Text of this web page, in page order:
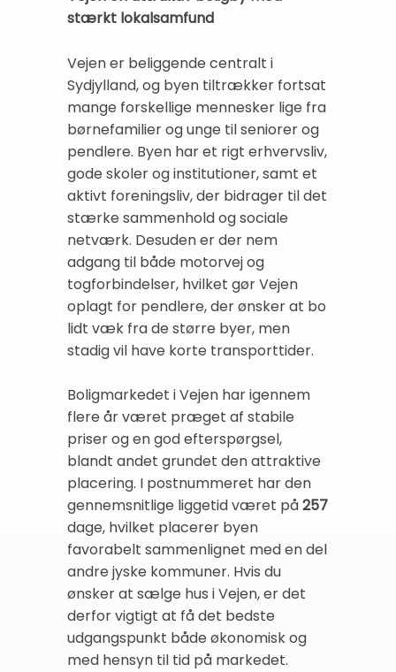
stærkt lokalsamfund
Vejen er beliggende centralt i
Sydjylland, og byen tiltrækker fortsat
mange forskellige mennesker lige fra
børnefamilier og unge til seniorer og
pendlere. Byen har et rigt erhvervsliv,
gode skoler og institutioner, samt et
aktivt foreningsliv, der bidrager til det
stærke sammenhold og sociale
netværk. Desuden er der nem
adgang til både motorvej og
togforbindelser, hvilket gør Vejen
oplagt for pendlere, der ønsker at bo
lidt væk fra de større byer, men
stadig vil have korte transporttider.
Boligmarkedet i Vejen har igennem
flere år været præget af stabile
priser og en god efterspørgsel,
blandt andet grundet den attraktive
placering. I postnummeret har den
gennemsnitlige liggetid været på257
dage, hvilket placerer byen
favorabelt sammenlignet med en del
andre jyske kommuner. Hvis du
ønsker at sælge hus i Vejen, er det
derfor vigtigt at få det bedste
udgangspunkt både økonomisk og
med hensyn til tid på markedet.